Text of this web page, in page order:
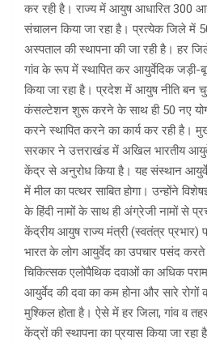
कर रही है। राज्य में आयुष आधारित 300
संचालन किया जा रहा है। प्रत्येक जिले में
अस्पताल की स्थापना की जा रही है। हर
गांव के रूप में स्थापित कर आयुर्वेदिक जड़ी-
किया जा रहा है। प्रदेश में आयुष नीति बन
कंसल्टेशन शुरू करने के साथ ही 50 नए
करने स्थापित करने का कार्य कर रही है।
सरकार ने उत्तराखंड में अखिल भारतीय
केंद्र से अनुरोध किया है। यह संस्थान
में मील का पत्थर साबित होगा। उन्होंने
के हिंदी नामों के साथ ही अंग्रेजी नामों से
केंद्रीय आयुष राज्य मंत्री (स्वतंत्र प्रभार)
भारत के लोग आयुर्वेद का उपचार पसंद
चिकित्सक एलोपैथिक दवाओं का अधिक
आयुर्वेद की दवा का कम होना और सारे रोगों
मुश्किल होता है। ऐसे में हर जिला, गांव व
केंद्रों की स्थापना का प्रयास किया जा